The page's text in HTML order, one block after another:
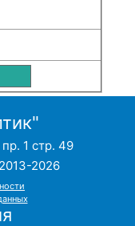
1 стр. 49
2026